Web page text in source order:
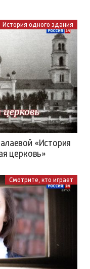
История одного здания
«История
церковь»
Смотрите, кто играет